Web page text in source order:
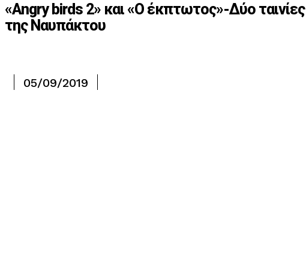
«Angry birds 2» και «Ο έκπτωτος»-Δύο
της Ναυπάκτου
05/09/2019